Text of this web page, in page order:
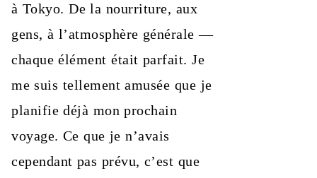
à Tokyo. De la nourriture, aux
gens, à l’atmosphère générale —
chaque élément était parfait. Je
me suis tellement amusée que je
planifie déjà mon prochain
voyage. Ce que je n’avais
cependant pas prévu, c’est que